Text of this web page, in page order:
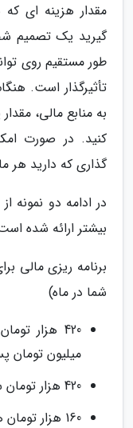
مقدار هزینه ای
گیرید یک تصمیم
طور مستقیم روی
تأثیرگذار است.
به منابع مالی،
کنید. در صورت
گذاری که دارید هر
در ادامه دو نمونه
بیشتر ارائه شده
شما در ماه)
میلیون تومان پس
420 هزار تومان سرمایه گذاری
160 هزار تومان هزینه متفرقه